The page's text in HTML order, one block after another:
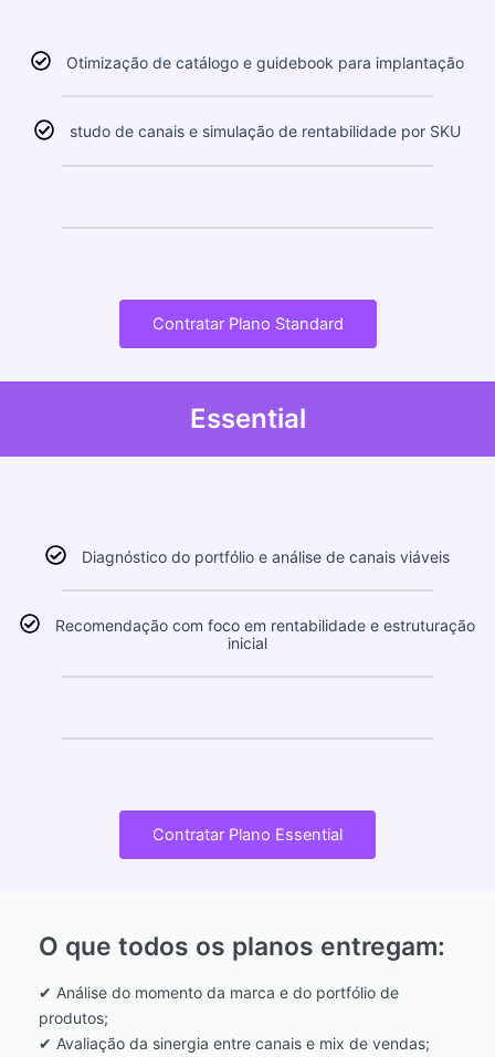
Otimização de catálogo e guidebook para implantação
studo de canais e simulação de rentabilidade por SKU
Contratar Plano Standard
Essential
Diagnóstico do portfólio e análise de canais viáveis
Recomendação com foco em rentabilidade e estruturação
inicial
Contratar Plano Essential
O que todos os planos entregam:
✔ Análise do momento da marca e do portfólio de
produtos;
✔ Avaliação da sinergia entre canais e mix de vendas;